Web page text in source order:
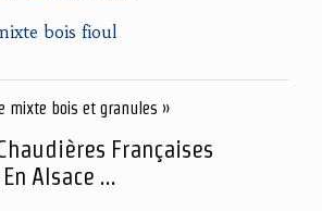
bois fioul
mixte bois et granules »
Françaises
Alsace ...